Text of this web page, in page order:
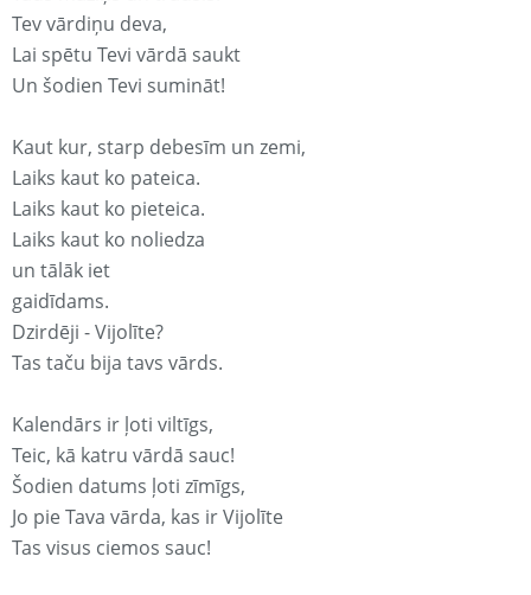
Tev vārdiņu deva,
Lai spētu Tevi vārdā saukt
Un šodien Tevi sumināt!
Kaut kur, starp debesīm un zemi,
Laiks kaut ko pateica.
Laiks kaut ko pieteica.
Laiks kaut ko noliedza
un tālāk iet
gaidīdams.
Dzirdēji - Vijolīte?
Tas taču bija tavs vārds.
Kalendārs ir ļoti viltīgs,
Teic, kā katru vārdā sauc!
Šodien datums ļoti zīmīgs,
Jo pie Tava vārda, kas ir Vijolīte
Tas visus ciemos sauc!